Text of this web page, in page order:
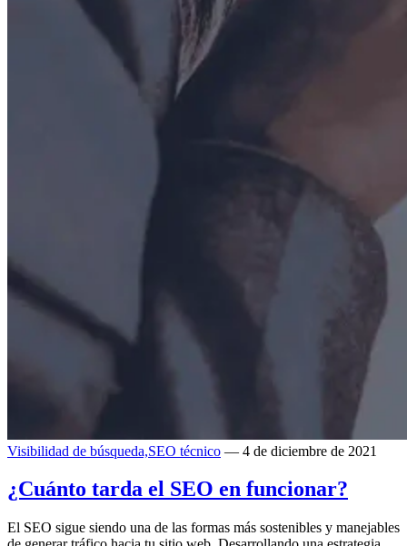
Visibilidad de búsqueda,SEO técnico — 4 de diciembre de 2021
¿Cuánto tarda el SEO en funcionar?
El SEO sigue siendo una de las formas más sostenibles y manejables